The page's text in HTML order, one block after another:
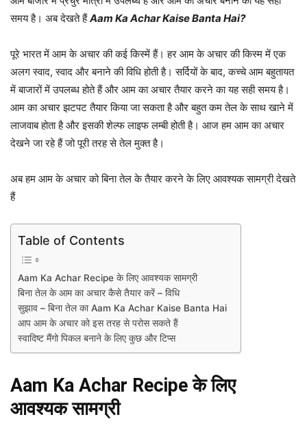
समय है। अब देखते हैंAam Ka Achar Kaise Banta Hai?
पूरे भारत में आम के अचार की कई किस्में हैं। हर आम के अचार की किस्म में एक
अलग स्वाद, स्वाद और बनाने की विधि होती है। सर्दियों के बाद, कच्चे आम बहुतायत
में बाजारों में उपलब्ध होते हैं और आम का अचार तैयार करने का यह सही समय है।
आम का अचार झटपट तैयार किया जा सकता है और बहुत कम तेल के साथ खाने में
लाजवाब होता है और इसकी शेल्फ लाइफ लम्बी होती है। आज हम आम का अचार
देखने जा रहे हैं जो पूरी तरह से तेल मुक्त है।
अब हम आम के अचार को बिना तेल के तैयार करने के लिए आवश्यक सामग्री देखते
हैं
Table of Contents
Aam Ka Achar Recipe के लिए आवश्यक सामग्री
बिना तेल के आम का अचार कैसे तैयार करें – विधि
सुझाव – बिना तेल का Aam Ka Achar Kaise Banta Hai
आप आम के अचार को इस तरह से परोस सकते हैं
स्वादिष्ट मैंगो पिकल बनाने के लिए कुछ और टिप्स
Aam Ka Achar Recipe के लिए
आवश्यक सामग्री